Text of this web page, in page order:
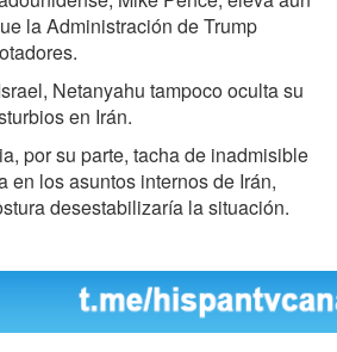
la Administración de Trump
Netanyahu tampoco oculta su
en Irán.
por su parte, tacha de inadmisible
en los asuntos internos de Irán,
desestabilizaría la situación.